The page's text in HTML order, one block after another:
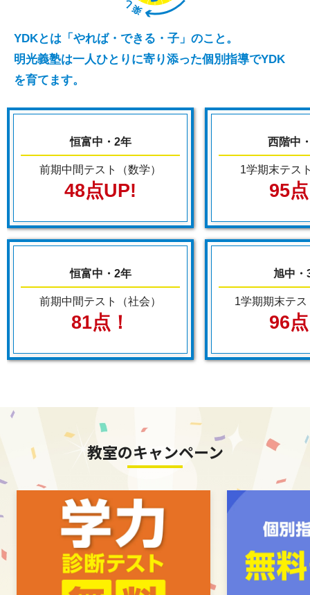
YDKとは「やれば・できる・子」のこと。
明光義塾は一人ひとりに寄り添った個別指導でYDK
を育てます。
恒富中・2年
前期中間テスト（数学）
48点UP!
恒富中・2年
前期中間テスト（社会）
81点！
西階中
1学期末テス
95
旭中・
1学期期末テ
96
教室のキャンペーン